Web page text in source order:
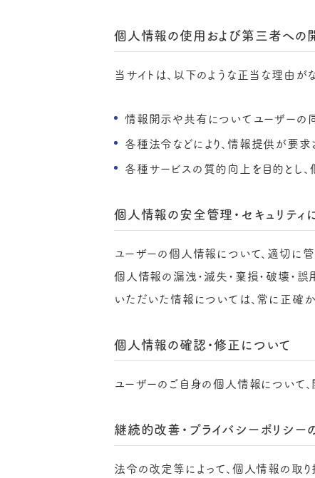
個人情報の使用および第三者への
当サイトは、以下のような正当な理由が
情報開示や共有についてユーザーの
各種法令などにより、情報提供が要
各種サービスの質的向上を目的とし
個人情報の安全管理・セキュリティ
ユーザーの個人情報について、適切に管
個人情報の漏洩・滅失・棄損・破壊・誤
いただいた情報については、常に正確か
個人情報の確認・修正について
ユーザーのご自身の個人情報について
継続的改善・プライバシーポリシー
法令の改定等によって、個人情報の取